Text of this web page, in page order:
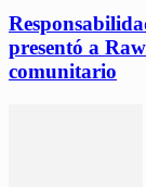
presentó a
comunitario